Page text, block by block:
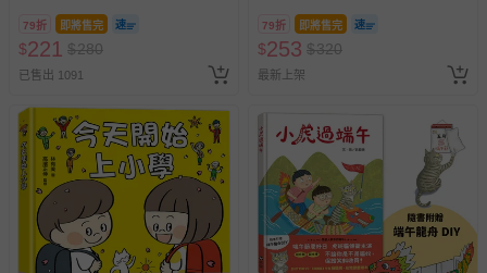
79折 即將售完
$221 $280
已售出 1091
79折 即將售完
$253 $320
最新上架